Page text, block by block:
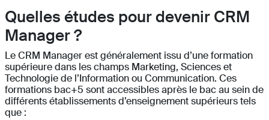
Quelles études pour devenir CRM
Manager ?
Le CRM Manager est généralement issu d’une formation
supérieure dans les champs Marketing, Sciences et
Technologie de l’Information ou Communication. Ces
formations bac+5 sont accessibles après le bac au sein de
différents établissements d’enseignement supérieurs tels
que :